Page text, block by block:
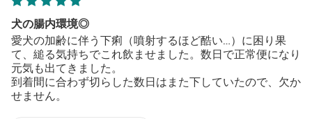
犬の腸内環境◎
愛犬の加齢に伴う下痢（噴射するほど酷い…）に困り果
て、縋る気持ちでこれ飲ませました。数日で正常便になり
元気も出てきました。
到着間に合わず切らした数日はまた下していたので、欠か
せません。